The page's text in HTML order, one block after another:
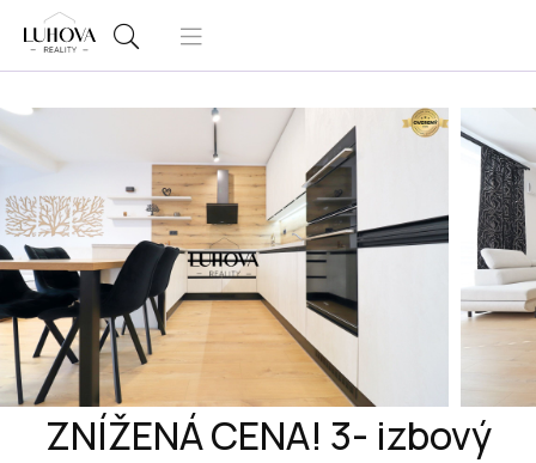
ZNÍŽENÁ CENA! 3- izbový